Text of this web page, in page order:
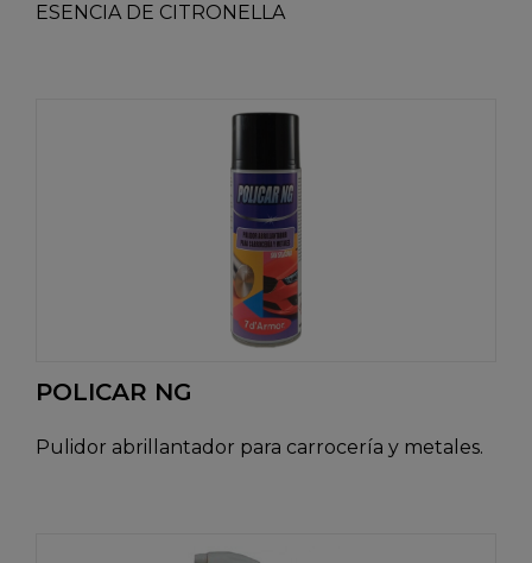
ESENCIA DE CITRONELLA
POLICAR NG
Pulidor abrillantador para carrocería y metales.